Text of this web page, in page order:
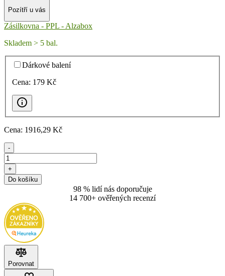
Pozítří u vás
Zásilkovna - PPL - Alzabox
Skladem > 5 bal.
Dárkové balení
Cena: 179 Kč
Cena: 1916,29 Kč
-
+
Do košíku
98 % lidí nás doporučuje
14 700+ ověřených recenzí
Porovnat